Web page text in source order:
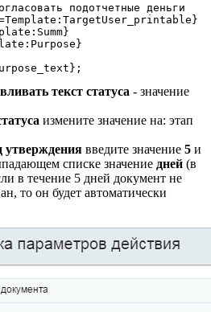
подотчетные деньги
текст статуса - значение
измените значение на: этап
утверждения введите значение 5 и
списке значение дней (в
в течение 5 дней документ не
то он будет автоматически